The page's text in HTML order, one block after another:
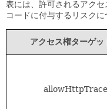
表には、許可されるアク
コードに付与するリスクに
アクセス権ターゲッ
allowHttpTrace